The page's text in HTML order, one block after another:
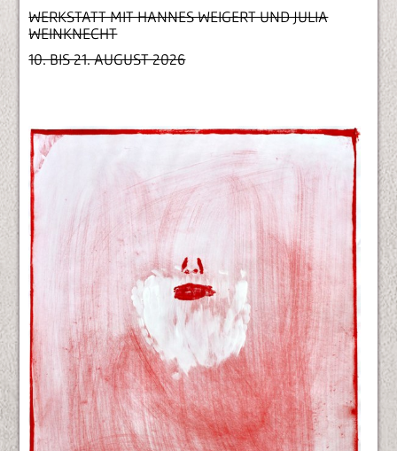
WERKSTATT MIT HANNES WEIGERT UND JULIA
WEINKNECHT
10. BIS 21. AUGUST 2026